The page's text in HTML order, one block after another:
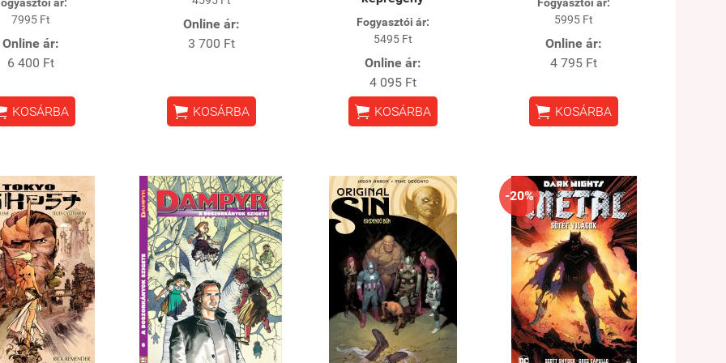
7995 Ft
Online ár:
6 400 Ft
KOSÁRBA
Online ár:
3 700 Ft
 KOSÁRBA
Fogyasztói ár:
5495 Ft
Online ár:
4 095 Ft
 KOSÁRBA
5995 Ft
Online ár:
4 795 Ft
 KOSÁRBA
-20%